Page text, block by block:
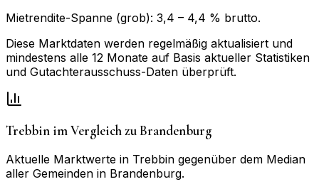
Mietrendite-Spanne (grob): 3,4 – 4,4 % brutto.
Diese Marktdaten werden regelmäßig aktualisiert und
mindestens alle 12 Monate auf Basis aktueller Statistiken
und Gutachterausschuss-Daten überprüft.
Trebbin im Vergleich zuBrandenburg
Aktuelle Marktwerte in Trebbin gegenüber dem Median
aller Gemeinden in Brandenburg.